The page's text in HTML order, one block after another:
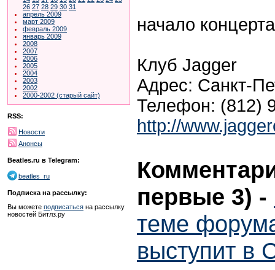
26 27 28 29 30 31
апрель 2009
март 2009
февраль 2009
январь 2009
2008
2007
2006
2005
2004
2003
2002
2000-2002 (старый сайт)
RSS:
Новости
Анонсы
Beatles.ru в Telegram:
beatles_ru
Подписка на рассылку:
Вы можете подписаться на рассылку
новостей Битлз.ру
начало
Клуб Jagger
Адрес: Санкт-
Телефон: (812)
http://
первые 3) -
теме
выступит в